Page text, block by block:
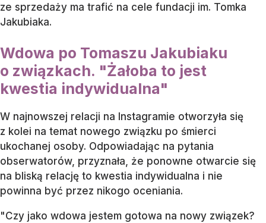
ze sprzedaży ma trafić na cele fundacji im. Tomka
Jakubiaka.
Wdowa po Tomaszu Jakubiaku
o związkach. "Żałoba to jest
kwestia indywidualna"
W najnowszej relacji na Instagramie otworzyła się
z kolei na temat nowego związku po śmierci
ukochanej osoby. Odpowiadając na pytania
obserwatorów, przyznała, że ponowne otwarcie się
na bliską relację to kwestia indywidualna i nie
powinna być przez nikogo oceniania.
"Czy jako wdowa jestem gotowa na nowy związek?